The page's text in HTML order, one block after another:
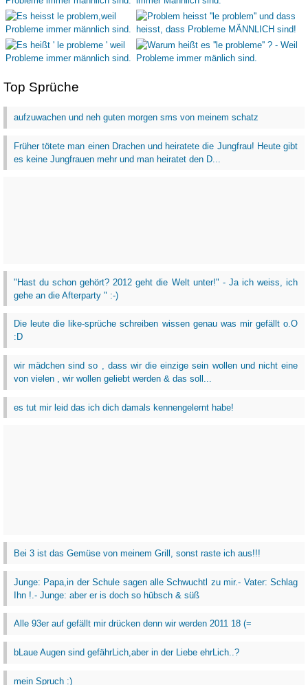
Top Sprüche
aufzuwachen und neh guten morgen sms von meinem schatz
Früher tötete man einen Drachen und heiratete die Jungfrau! Heute gibt
es keine Jungfrauen mehr und man heiratet den D...
"Hast du schon gehört? 2012 geht die Welt unter!" - Ja ich weiss, ich
gehe an die Afterparty " :-)
Die leute die like-sprüche schreiben wissen genau was mir gefällt o.O
:D
wir mädchen sind so , dass wir die einzige sein wollen und nicht eine
von vielen , wir wollen geliebt werden & das soll...
es tut mir leid das ich dich damals kennengelernt habe!
Bei 3 ist das Gemüse von meinem Grill, sonst raste ich aus!!!
Junge: Papa,in der Schule sagen alle Schwuchtl zu mir.- Vater: Schlag
Ihn !.- Junge: aber er is doch so hübsch & süß
Alle 93er auf gefällt mir drücken denn wir werden 2011 18 (=
bLaue Augen sind gefährLich,aber in der Liebe ehrLich..?
mein Spruch :)